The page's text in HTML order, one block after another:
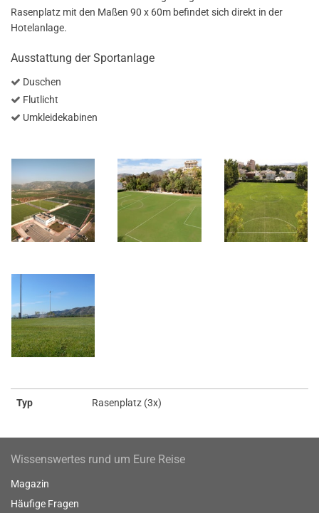
Rasenplatz mit den Maßen 90 x 60m befindet sich direkt in der
Hotelanlage.
Ausstattung der Sportanlage
Duschen
Flutlicht
Umkleidekabinen
Typ Rasenplatz (3x)
Wissenswertes rund um Eure Reise
Magazin
Häufige Fragen